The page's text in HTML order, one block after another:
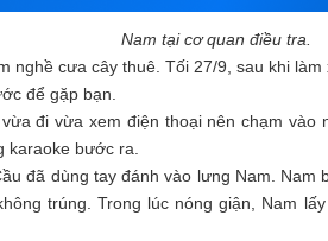
Nam tại cơ quan điều tra.
nghề cưa cây thuê. Tối 27/9, sau khi
để gặp bạn.
đi vừa xem điện thoại nên chạm
karaoke bước ra.
đã dùng tay đánh vào lưng Nam. Nam
trúng. Trong lúc nóng giận, Nam